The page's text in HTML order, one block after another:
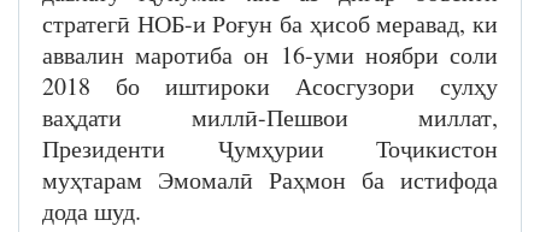
стратегӣ НОБ-и Роғун ба ҳисоб меравад, ки
аввалин маротиба он 16-уми ноябри соли
2018 бо иштироки Асосгузори сулҳу
ваҳдати миллӣ-Пешвои миллат,
Президенти Ҷумҳурии Тоҷикистон
муҳтарам Эмомалӣ Раҳмон ба истифода
дода шуд.